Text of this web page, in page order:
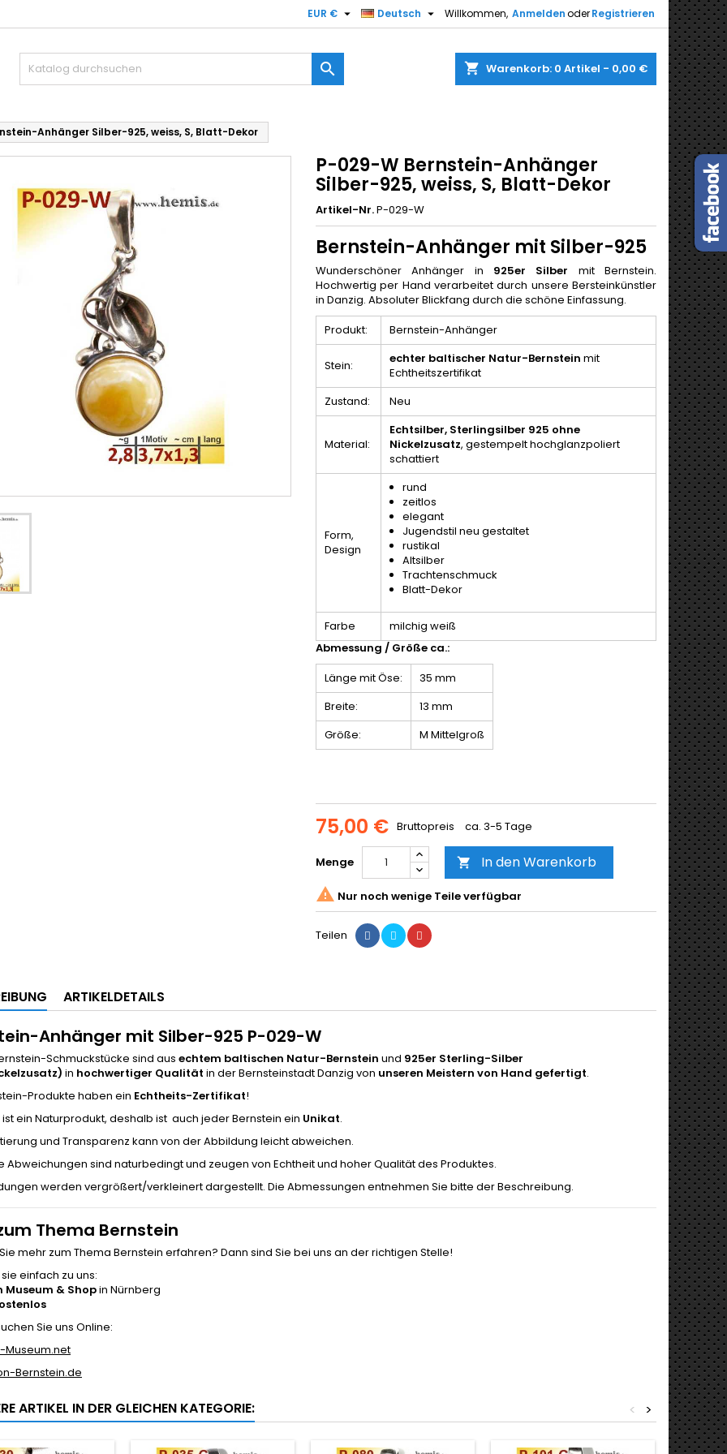
Willkommen, AnmeldenoderRegistrieren
Deutsch 
EUR € 
shopping_cart Warenkorb: 0 Artikel - 0,00 €

Anhänger Silber-925, weiss, S, Blatt-Dekor
P-029-W Bernstein-Anhänger
Silber-925, weiss, S, Blatt-Dekor
Artikel-Nr.P-029-W
Bernstein-Anhänger mit Silber-925
Wunderschöner Anhänger in 925er Silber mit Bernstein.
Hochwertig per Hand verarbeitet durch unsere Bersteinkünstler
in Danzig. Absoluter Blickfang durch die schöne Einfassung.
Produkt:
Bernstein-Anhänger
Stein: echter baltischer Natur-Bernstein mit
Echtheitszertifikat
Zustand:
Neu
Material:
Echtsilber, Sterlingsilber 925 ohne
Nickelzusatz, gestempelt hochglanzpoliert
schattiert
Form,
Design
rund
zeitlos
elegant
Jugendstil neu gestaltet
rustikal
Altsilber
Trachtenschmuck
Blatt-Dekor
Farbe
milchig weiß
Abmessung / Größe ca.:
Länge mit Öse:
35 mm
Breite:
13 mm
Größe:
M Mittelgroß
75,00 € Bruttopreis ca. 3-5 Tage
Menge  In den Warenkorb
 Nur noch wenige Teile verfügbar
Teilen
ARTIKELDETAILS
Anhänger mit Silber-925 P-029-W
Schmuckstücke sind aus echtem baltischen Natur-Bernstein und 925er Sterling-Silber
in hochwertiger Qualität in der Bernsteinstadt Danzig von unseren Meistern von Hand gefertigt.
Produkte haben ein Echtheits-Zertifikat!
ist ein Naturprodukt, deshalb ist auch jeder Bernstein ein Unikat.
und Transparenz kann von der Abbildung leicht abweichen.
Abweichungen sind naturbedingt und zeugen von Echtheit und hoher Qualität des Produktes.
werden vergrößert/verkleinert dargestellt. Die Abmessungen entnehmen Sie bitte der Beschreibung.
Thema Bernstein
mehr zum Thema Bernstein erfahren? Dann sind Sie bei uns an der richtigen Stelle!
einfach zu uns:
Museum & Shopin Nürnberg
Sie uns Online:
Museum.net
Bernstein.de
ARTIKEL IN DER GLEICHEN KATEGORIE: >
<